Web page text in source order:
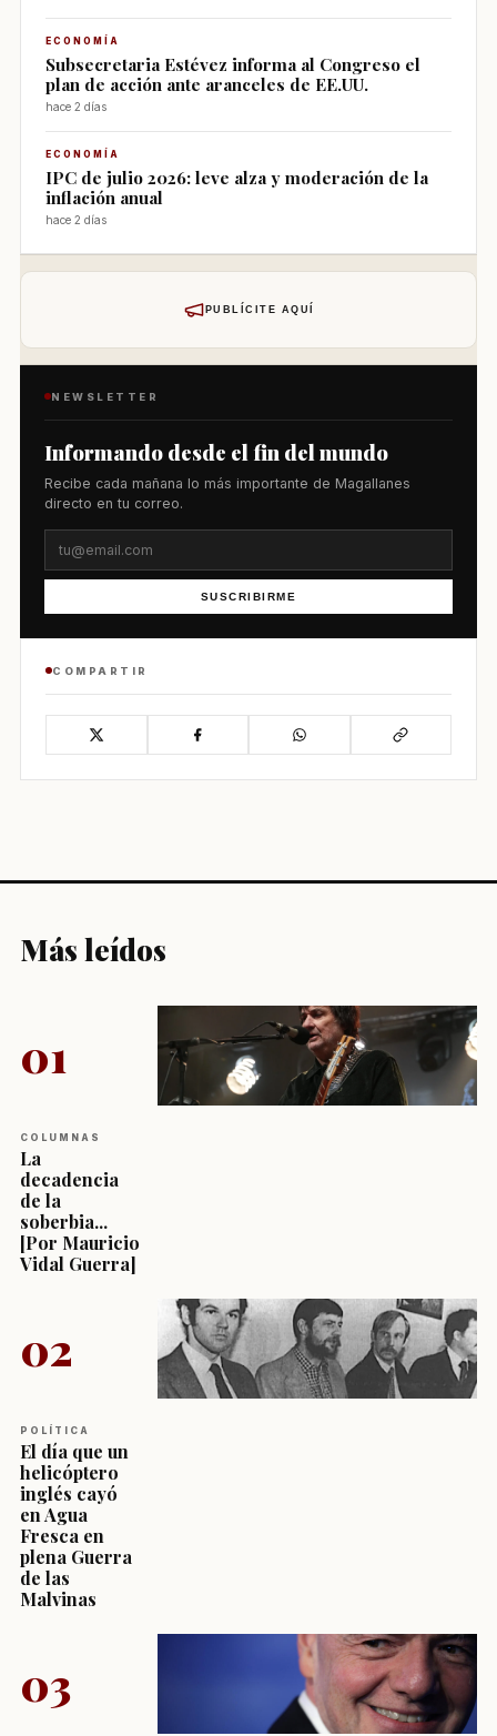
ECONOMÍA
Subsecretaria Estévez informa al Congreso el
plan de acción ante aranceles de EE.UU.
hace 2 días
ECONOMÍA
IPC de julio 2026: leve alza y moderación de la
inflación anual
hace 2 días
PUBLÍCITE AQUÍ
NEWSLETTER
Informando desde el fin del mundo
Recibe cada mañana lo más importante de Magallanes
directo en tu correo.
SUSCRIBIRME
COMPARTIR
Más leídos
01
COLUMNAS
La
decadencia
de la
soberbia...
[Por Mauricio
Vidal Guerra]
02
POLÍTICA
El día que un
helicóptero
inglés cayó
en Agua
Fresca en
plena Guerra
de las
Malvinas
03